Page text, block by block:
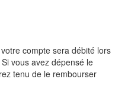
compte sera débité lors
vous avez dépensé le
tenu de le rembourser